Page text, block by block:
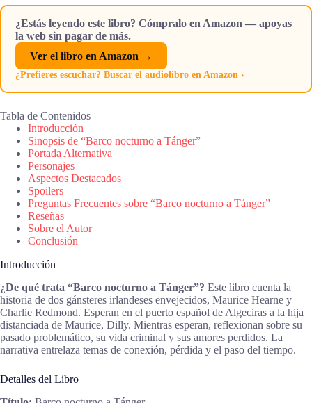
¿Estás leyendo este libro? Cómpralo en Amazon — apoyas
la web sin pagar de más.
Ver el libro en Amazon →
¿Prefieres escuchar? Buscar el audiolibro en Amazon ›
Tabla de Contenidos
Introducción
Sinopsis de “Barco nocturno a Tánger”
Portada Alternativa
Personajes
Aspectos Destacados
Spoilers
Preguntas Frecuentes sobre “Barco nocturno a Tánger”
Reseñas
Sobre el Autor
Conclusión
Introducción
¿De qué trata “Barco nocturno a Tánger”? Este libro cuenta la
historia de dos gánsteres irlandeses envejecidos, Maurice Hearne y
Charlie Redmond. Esperan en el puerto español de Algeciras a la hija
distanciada de Maurice, Dilly. Mientras esperan, reflexionan sobre su
pasado problemático, su vida criminal y sus amores perdidos. La
narrativa entrelaza temas de conexión, pérdida y el paso del tiempo.
Detalles del Libro